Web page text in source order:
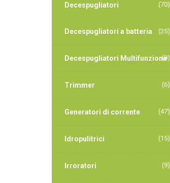
Decespugliatori (70)
Decespugliatori a batteria (25)
Decespugliatori Multifunzione
(9)
Trimmer (6)
Generatori di corrente (47)
Idropulitrici (15)
Irroratori (9)